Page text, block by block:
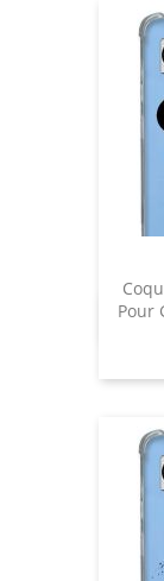
Pour